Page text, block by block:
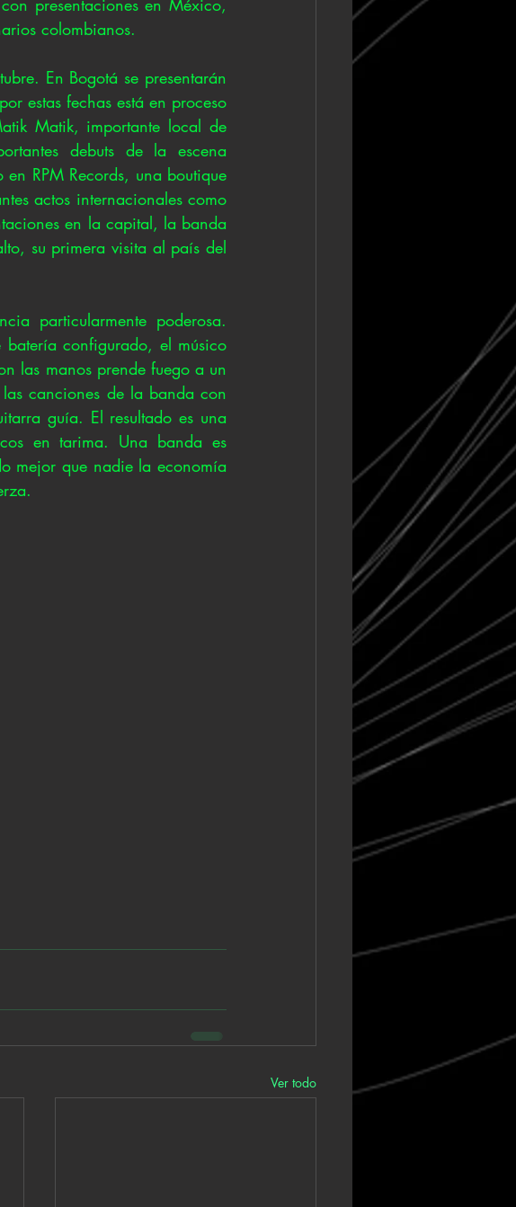
presentaciones en México,
colombianos.
En Bogotá se presentarán
estas fechas está en proceso
Matik, importante local de
debuts de la escena
RPM Records, una boutique
actos internacionales como
en la capital, la banda
su primera visita al país del
particularmente poderosa.
configurado, el músico
las manos prende fuego a un
canciones de la banda con
guía. El resultado es una
en tarima. Una banda es
mejor que nadie la economía
Ver todo